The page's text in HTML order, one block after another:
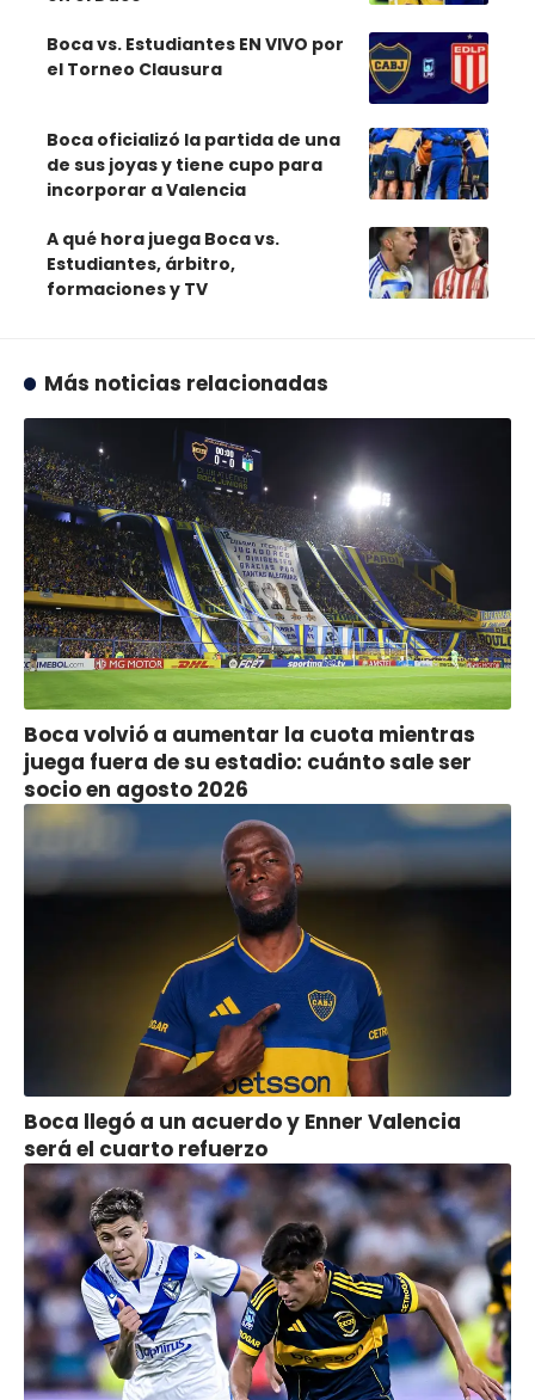
Boca vs. Estudiantes EN VIVO por
el Torneo Clausura
Boca oficializó la partida de una
de sus joyas y tiene cupo para
incorporar a Valencia
A qué hora juega Boca vs.
Estudiantes, árbitro,
formaciones y TV
Más noticias relacionadas
Boca volvió a aumentar la cuota mientras
juega fuera de su estadio: cuánto sale ser
socio en agosto 2026
Boca llegó a un acuerdo y Enner Valencia
será el cuarto refuerzo